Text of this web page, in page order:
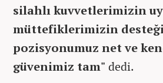
silahlı kuvvetlerimizin
müttefiklerimizin
pozisyonumuz net ve
güvenimiz tam" dedi.